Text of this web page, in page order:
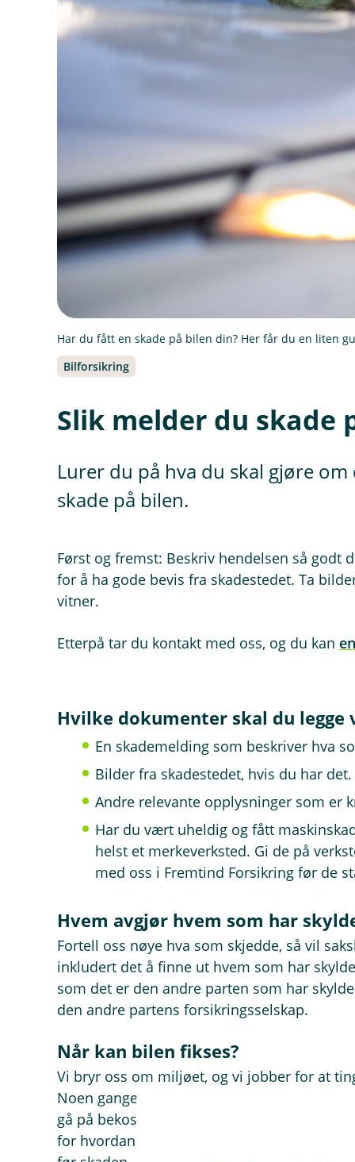
Har du fått en skade på bilen din? Her får du en liten
Bilforsikring
Slik melder du skade
Lurer du på hva du skal gjøre
skade på bilen.
Først og fremst: Beskriv hendelsen så godt
for å ha gode bevis fra skadestedet. Ta
vitner.
Etterpå tar du kontakt med oss, og du kan
Hvilke dokumenter skal du legge
En skademelding som beskriver hva
Bilder fra skadestedet, hvis du har det.
Andre relevante opplysninger som er
Har du vært uheldig og fått
helst et merkeverksted. Gi de på
med oss i Fremtind Forsikring før de
Hvem avgjør hvem som har
Fortell oss nøye hva som skjedde, så vil
inkludert det å finne ut hvem som har
som det er den andre parten som har
den andre partens forsikringsselskap.
Når kan bilen fikses?
Vi bryr oss om miljøet, og vi jobber for at
Noen ganger bruker vi også brukte deler
gå på bekostning av kvaliteten eller
for hvordan vi kan reparere og gjenbruke